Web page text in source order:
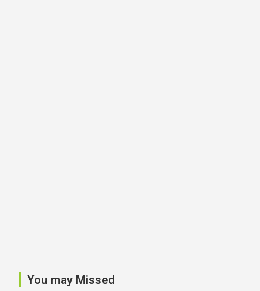
You may Missed